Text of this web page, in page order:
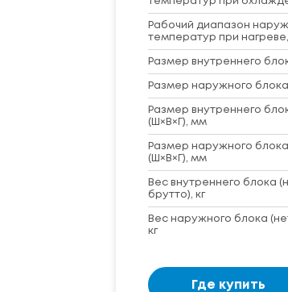
Рабочий диапазон
температур при нагреве,
Размер внутреннего
Размер наружного
Размер внутреннего
(Ш×В×Г), мм
Размер наружного блока
(Ш×В×Г), мм
Вес внутреннего блока
брутто), кг
Вес наружного блока
кг
Где купить